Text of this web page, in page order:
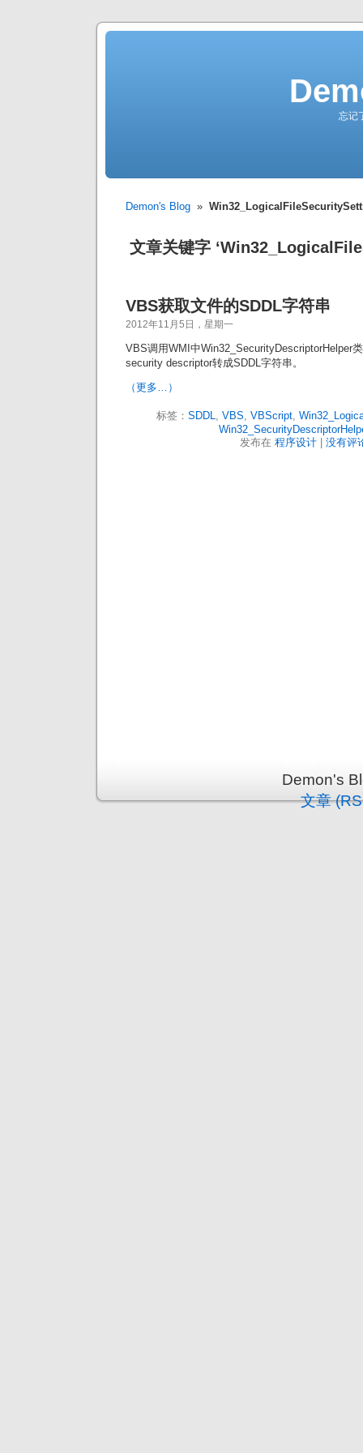
忘记
Demon's Blog »
文章关键字
VBS获取文件的SDDL字符串
2012年11月5日，星期一
VBS调用WMI中Win32_SecurityDescriptorHelper
security descriptor转成SDDL字符串。
（更多…）
标签： SDDL, VBS, VBScript,
发布在 程序设计| 没有评
Demon's
文章